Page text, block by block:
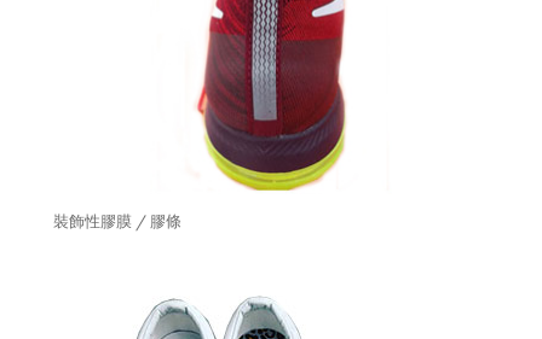
裝飾性膠膜 / 膠條